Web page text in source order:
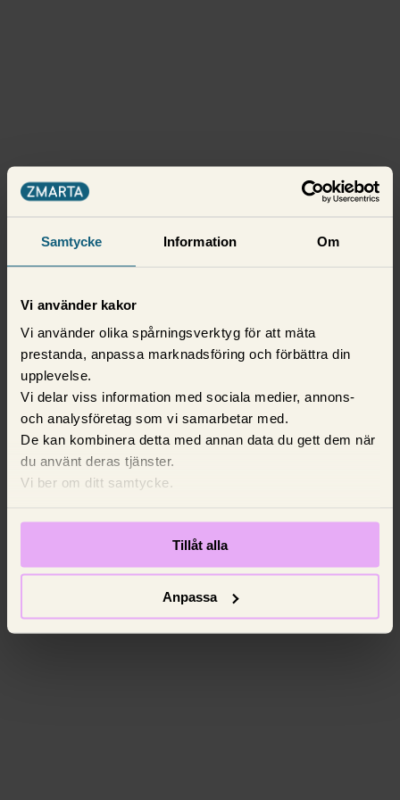
Samtycke Information Om
Vi använder kakor
Vi använder olika spårningsverktyg för att mäta
prestanda, anpassa marknadsföring och förbättra din
upplevelse.
Vi delar viss information med sociala medier, annons-
och analysföretag som vi samarbetar med.
De kan kombinera detta med annan data du gett dem när
du använt deras tjänster.
Vi ber om ditt samtycke.
Tillåt alla
Anpassa